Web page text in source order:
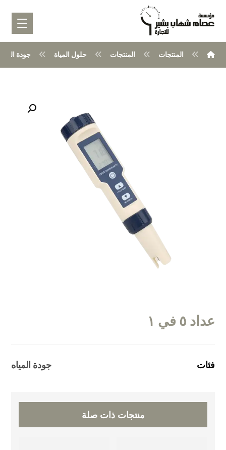
المنتجات المنتجات حلول المياة جودة
عداد ٥ في ١
فئات جودة المياه
منتجات ذات صلة